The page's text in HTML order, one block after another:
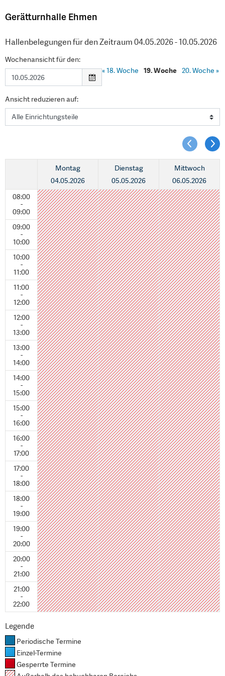
Gerätturnhalle Ehmen
Hallenbelegungen für den Zeitraum 04.05.2026 - 10.05.2026
Wochenansicht für den:
«18. Woche 19. Woche 20. Woche »
Ansicht reduzieren auf:
08:00
-
09:00
09:00
-
10:00
10:00
-
11:00
11:00
-
12:00
12:00
-
13:00
13:00
-
14:00
14:00
-
15:00
15:00
-
16:00
16:00
-
17:00
17:00
-
18:00
18:00
-
19:00
19:00
-
20:00
20:00
-
21:00
21:00
-
22:00
Montag
04.05.2026
Dienstag
05.05.2026
Mittwoch
06.05.2026
Legende
Periodische Termine
Einzel-Termine
Gesperrte Termine